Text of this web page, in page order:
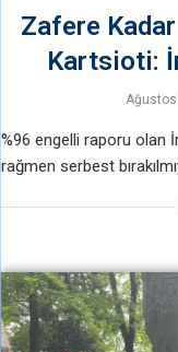
Zafere
Kartsioti:
Ağustos
%96 engelli raporu olan
rağmen serbest
dahi hiçe sayıyorlar.